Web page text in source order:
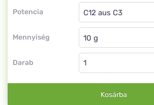
Potencia
Golyócska
C12 aus C3
Mennyiség
Golyócska
Darab
Kosárba